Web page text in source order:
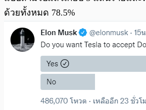
ด้วยทั้งหมด 78.5%